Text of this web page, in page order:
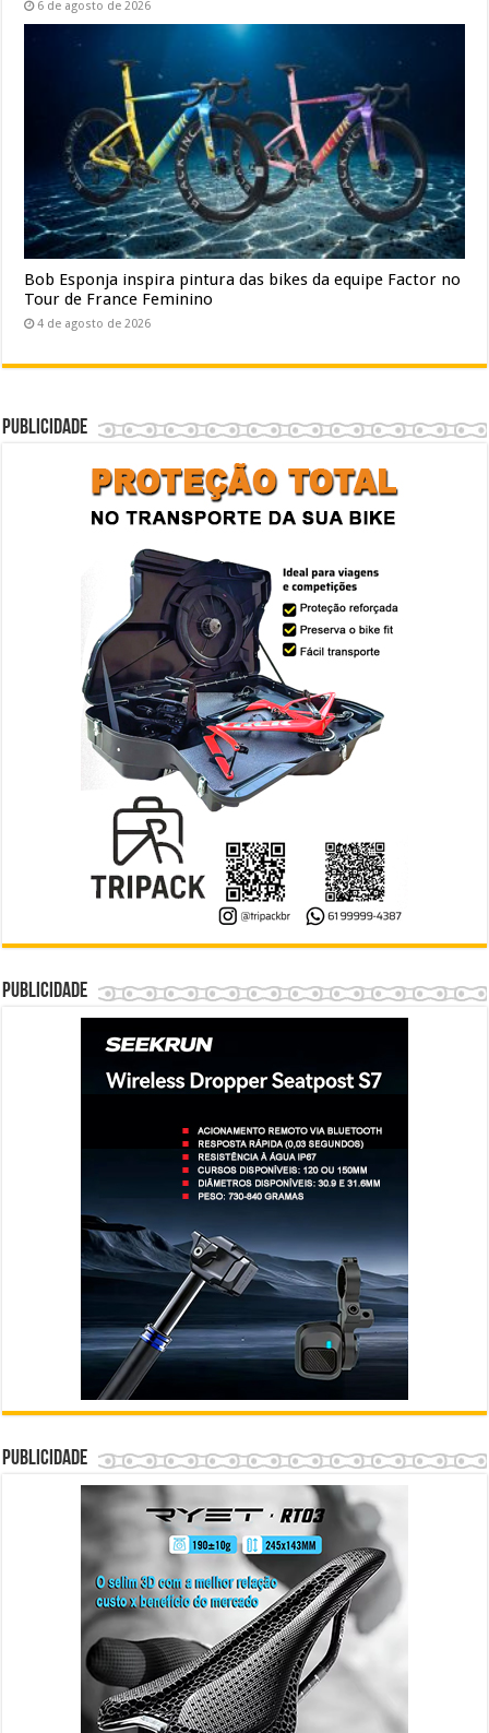
6 de agosto de 2026
Bob Esponja inspira pintura das bikes da equipe Factor no
Tour de France Feminino
4 de agosto de 2026
Publicidade
Publicidade
Publicidade